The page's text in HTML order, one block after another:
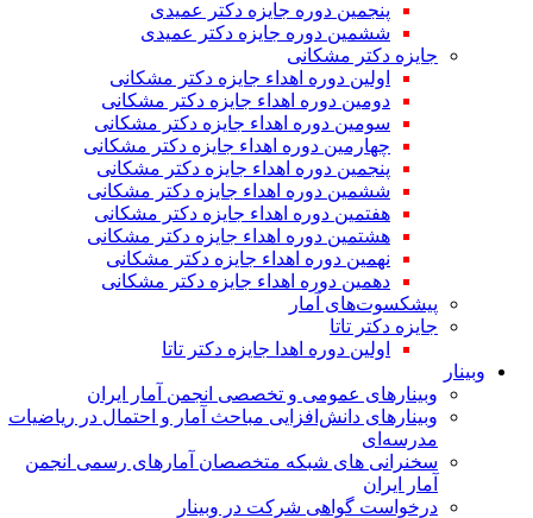
پنجمین دوره جایزه دکتر عمیدی
ششمین دوره جایزه دکتر عمیدی
جایزه دکتر مشکانی
اولین دوره اهداء جایزه دکتر مشکانی
دومین دوره اهداء جایزه دکتر مشکانی
سومین دوره اهداء جایزه دکتر مشکانی
چهارمین دوره اهداء جایزه دکتر مشکانی
پنجمین دوره اهداء جایزه دکتر مشکانی
ششمین دوره اهداء جایزه دکتر مشکانی
هفتمین دوره اهداء جایزه دکتر مشکانی
هشتمین دوره اهداء جایزه دکتر مشکانی
نهمین دوره اهداء جایزه دکتر مشکانی
دهمین دوره اهداء جایزه دکتر مشکانی
پیشکسوت‌های آمار
جایزه دکتر تاتا
اولین دوره اهدا جایزه دکتر تاتا
وبینار
وبینارهای عمومی و تخصصی انجمن آمار ایران
وبینارهای دانش‌افزایی مباحث آمار و احتمال در ریاضیات
مدرسه‌ای
سخنرانی های شبکه متخصصان آمارهای رسمی انجمن
آمار ایران
درخواست گواهی شرکت در وبینار